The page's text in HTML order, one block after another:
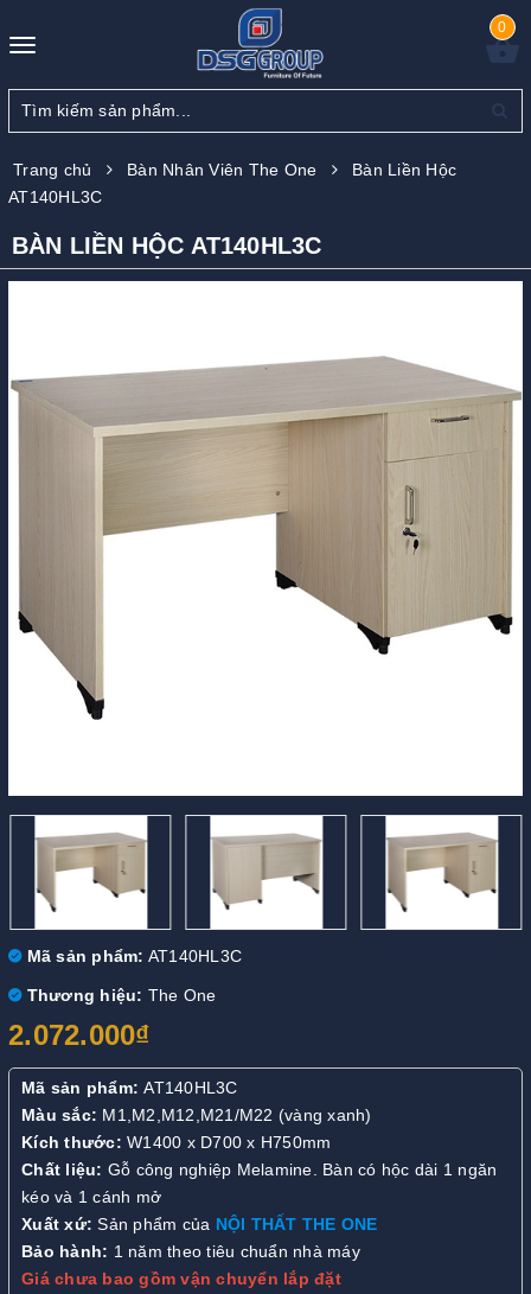
Toggle
0
Trang chủ Bàn Nhân Viên The One
Bàn Liền Hộc
AT140HL3C
BÀN LIỀN HỘC AT140HL3C
Mã sản phẩm: AT140HL3C
Thương hiệu: The One
2.072.000₫
Mã sản phẩm: AT140HL3C
Màu sắc: M1,M2,M12,M21/M22 (vàng xanh)
Kích thước: W1400 x D700 x H750mm
Chất liệu: Gỗ công nghiệp Melamine. Bàn có hộc dài 1 ngăn
kéo và 1 cánh mở
Xuất xứ: Sản phẩm của NỘI THẤT THE ONE
Bảo hành: 1 năm theo tiêu chuẩn nhà máy
Giá chưa bao gồm vận chuyển lắp đặt